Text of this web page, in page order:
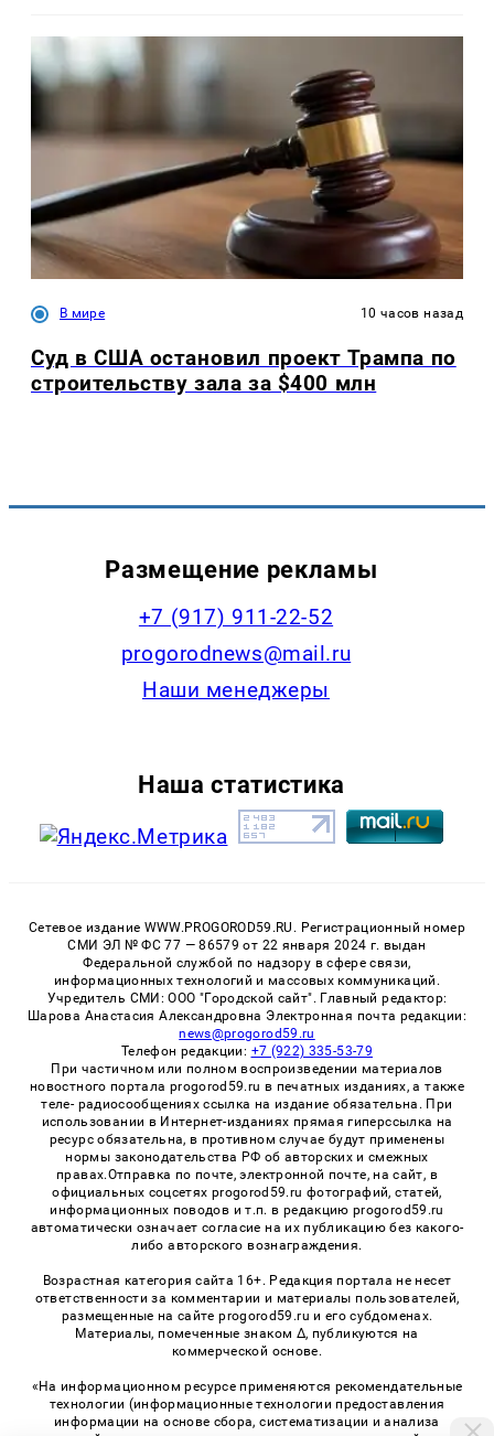
В мире 10 часов назад
Суд в США остановил проект Трампа по
строительству зала за $400 млн
Размещение рекламы
+7 (917) 911-22-52
progorodnews@mail.ru
Наши менеджеры
Наша статистика
Сетевое издание WWW.PROGOROD59.RU. Регистрационный номер
СМИ ЭЛ № ФС 77 — 86579 от 22 января 2024 г. выдан
Федеральной службой по надзору в сфере связи,
информационных технологий и массовых коммуникаций.
Учредитель СМИ: ООО "Городской сайт". Главный редактор:
Шарова Анастасия Александровна Электронная почта редакции:
news@progorod59.ru
Телефон редакции: +7 (922) 335-53-79
При частичном или полном воспроизведении материалов
новостного портала progorod59.ru в печатных изданиях, а также
теле- радиосообщениях ссылка на издание обязательна. При
использовании в Интернет-изданиях прямая гиперссылка на
ресурс обязательна, в противном случае будут применены
нормы законодательства РФ об авторских и смежных
правах.Отправка по почте, электронной почте, на сайт, в
официальных соцсетях progorod59.ru фотографий, статей,
информационных поводов и т.п. в редакцию progorod59.ru
автоматически означает согласие на их публикацию без какого-
либо авторского вознаграждения.
Возрастная категория сайта 16+. Редакция портала не несет
ответственности за комментарии и материалы пользователей,
размещенные на сайте progorod59.ru и его субдоменах.
Материалы, помеченные знаком Δ, публикуются на
коммерческой основе.
«На информационном ресурсе применяются рекомендательные
технологии (информационные технологии предоставления
информации на основе сбора, систематизации и анализа